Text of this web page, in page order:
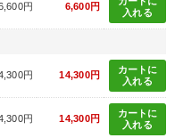
円 6,600円
入れる
円 14,300円
カートに
入れる
円 14,300円
カートに
入れる